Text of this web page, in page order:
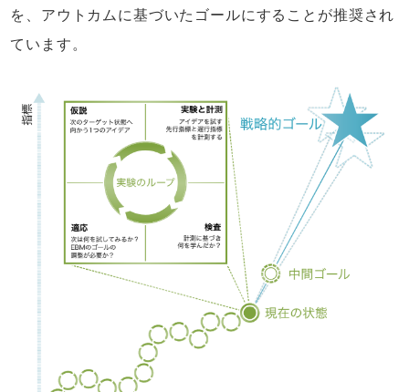
を、アウトカムに基づいたゴールにすることが推奨され
ています。